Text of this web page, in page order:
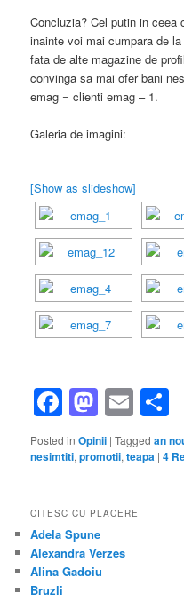
Concluzia? Cel putin in ceea
inainte voi mai cumpara de
fata de alte magazine de
convinga sa mai ofer bani
emag = clienti emag – 1.
Galeria de imagini:
[Show as slideshow]
Facebook
Email
Posted in Opinii |Tagged an
nesimtiti,promotii,teapa |4
CITESC CU PLACERE
Adela Spune
Alexandra Verzes
Alina Gadoiu
Bruzli